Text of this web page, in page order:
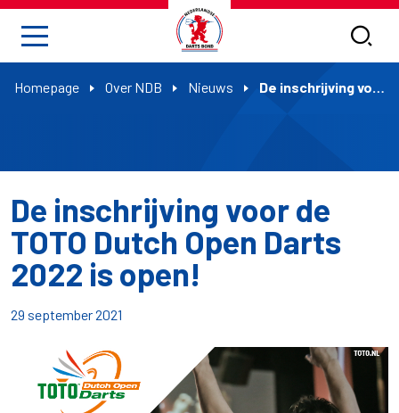
Homepage Over NDB Nieuws De inschrijving voor de TOTO Dutch Open Darts 2022 is open!
De inschrijving voor de
TOTO Dutch Open Darts
2022 is open!
29 september 2021